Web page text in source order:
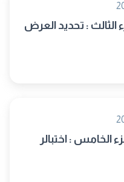
الخامس : اختبالر